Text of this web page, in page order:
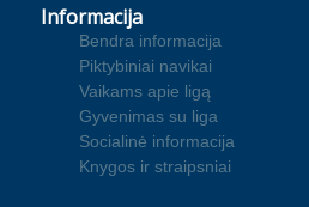
Informacija
Bendra informacija
Piktybiniai navikai
Vaikams apie ligą
Gyvenimas su liga
Socialinė informacija
Knygos ir straipsniai